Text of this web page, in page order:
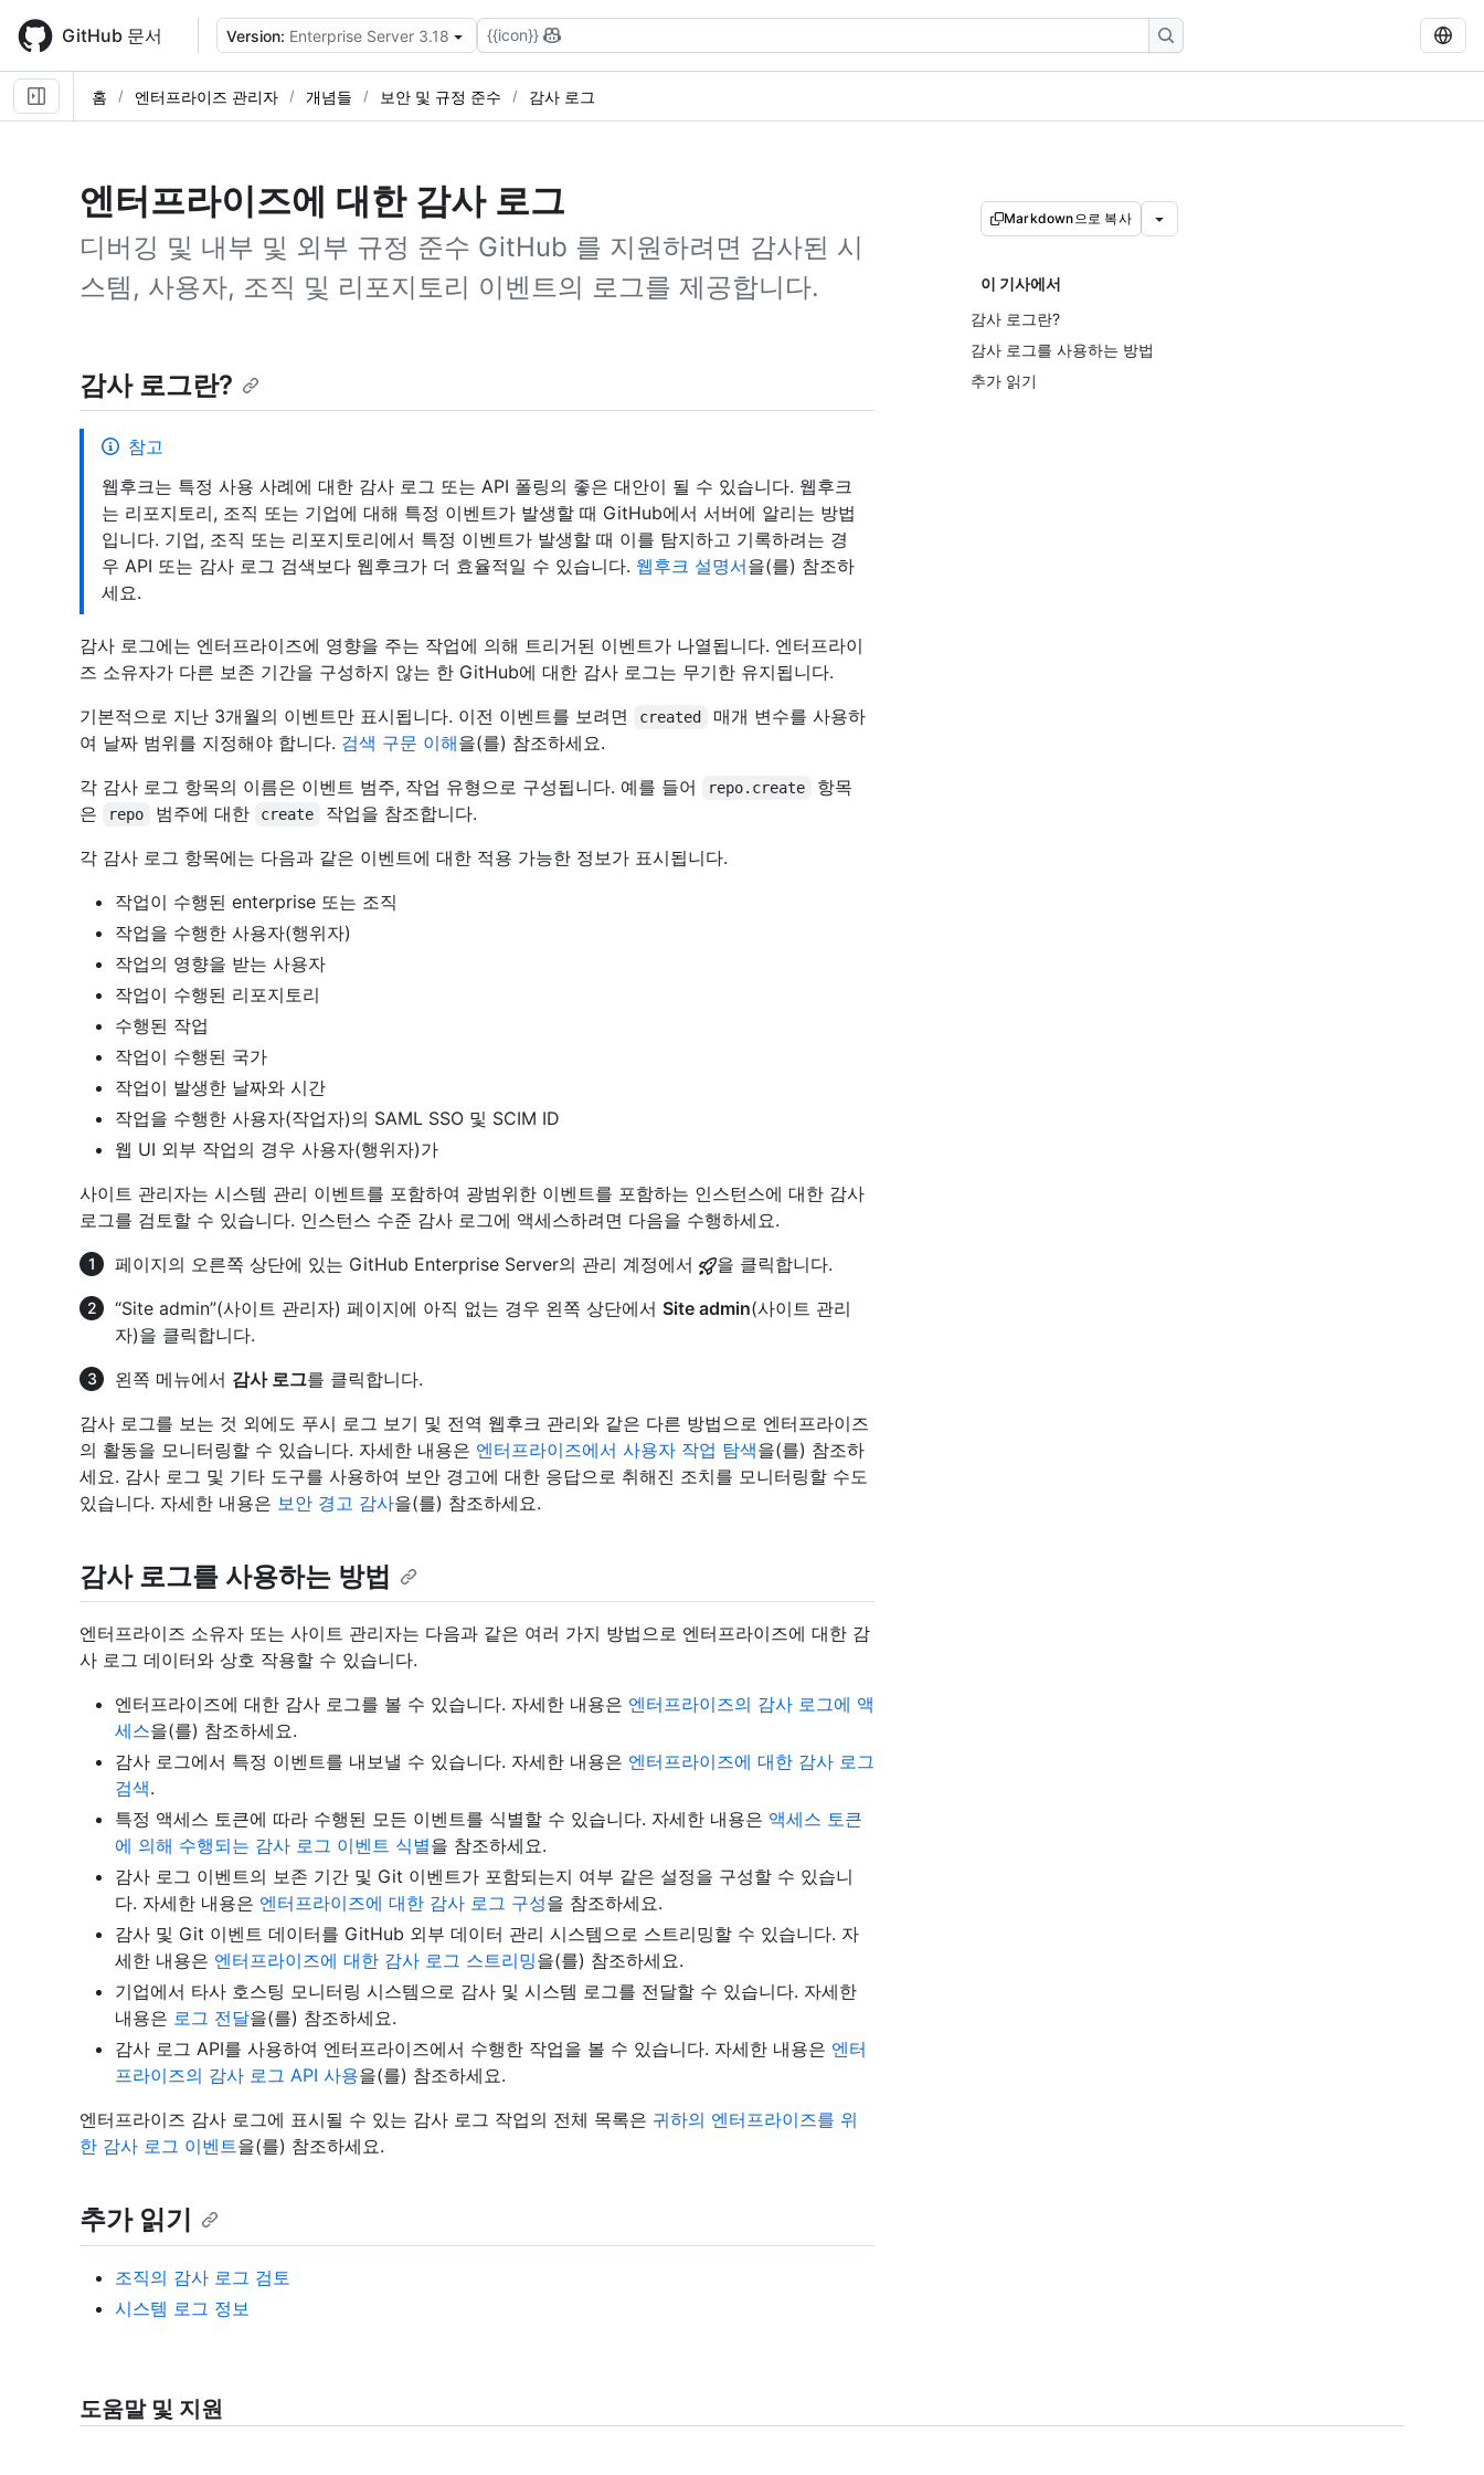
main
content
GitHub 문서 Version: Enterprise Server 3.18 {{icon}}
홈 엔터프라이즈 관리자 개념들 보안 및 규정 준수 감사 로그
엔터프라이즈에 대한 감사 로그
디버깅 및 내부 및 외부 규정 준수 GitHub 를 지원하려면 감사된 시
스템, 사용자, 조직 및 리포지토리 이벤트의 로그를 제공합니다.
Markdown으로 복사
이 기사에서
감사 로그란?
감사 로그를 사용하는 방법
추가 읽기
감사 로그란?
참고
웹후크는 특정 사용 사례에 대한 감사 로그 또는 API 폴링의 좋은 대안이 될 수 있습니다. 웹후크
는 리포지토리, 조직 또는 기업에 대해 특정 이벤트가 발생할 때 GitHub에서 서버에 알리는 방법
입니다. 기업, 조직 또는 리포지토리에서 특정 이벤트가 발생할 때 이를 탐지하고 기록하려는 경
우 API 또는 감사 로그 검색보다 웹후크가 더 효율적일 수 있습니다. 웹후크 설명서을(를) 참조하
세요.
감사 로그에는 엔터프라이즈에 영향을 주는 작업에 의해 트리거된 이벤트가 나열됩니다. 엔터프라이
즈 소유자가 다른 보존 기간을 구성하지 않는 한 GitHub에 대한 감사 로그는 무기한 유지됩니다.
기본적으로 지난 3개월의 이벤트만 표시됩니다. 이전 이벤트를 보려면
created
매개 변수를 사용하
여 날짜 범위를 지정해야 합니다. 검색 구문 이해을(를) 참조하세요.
각 감사 로그 항목의 이름은 이벤트 범주, 작업 유형으로 구성됩니다. 예를 들어
repo.create
항목
은
repo 범주에 대한 create
작업을 참조합니다.
각 감사 로그 항목에는 다음과 같은 이벤트에 대한 적용 가능한 정보가 표시됩니다.
작업이 수행된 enterprise 또는 조직
작업을 수행한 사용자(행위자)
작업의 영향을 받는 사용자
작업이 수행된 리포지토리
수행된 작업
작업이 수행된 국가
작업이 발생한 날짜와 시간
작업을 수행한 사용자(작업자)의 SAML SSO 및 SCIM ID
웹 UI 외부 작업의 경우 사용자(행위자)가
사이트 관리자는 시스템 관리 이벤트를 포함하여 광범위한 이벤트를 포함하는 인스턴스에 대한 감사
로그를 검토할 수 있습니다. 인스턴스 수준 감사 로그에 액세스하려면 다음을 수행하세요.
페이지의 오른쪽 상단에 있는 GitHub Enterprise Server의 관리 계정에서
을 클릭합니다.
“Site admin”(사이트 관리자) 페이지에 아직 없는 경우 왼쪽 상단에서 Site admin(사이트 관리
자)을 클릭합니다.
왼쪽 메뉴에서 감사 로그를 클릭합니다.
감사 로그를 보는 것 외에도 푸시 로그 보기 및 전역 웹후크 관리와 같은 다른 방법으로 엔터프라이즈
의 활동을 모니터링할 수 있습니다. 자세한 내용은 엔터프라이즈에서 사용자 작업 탐색을(를) 참조하
세요. 감사 로그 및 기타 도구를 사용하여 보안 경고에 대한 응답으로 취해진 조치를 모니터링할 수도
있습니다. 자세한 내용은 보안 경고 감사을(를) 참조하세요.
감사 로그를 사용하는 방법
엔터프라이즈 소유자 또는 사이트 관리자는 다음과 같은 여러 가지 방법으로 엔터프라이즈에 대한 감
사 로그 데이터와 상호 작용할 수 있습니다.
엔터프라이즈에 대한 감사 로그를 볼 수 있습니다. 자세한 내용은 엔터프라이즈의 감사 로그에 액
세스을(를) 참조하세요.
감사 로그에서 특정 이벤트를 내보낼 수 있습니다. 자세한 내용은 엔터프라이즈에 대한 감사 로그
검색.
특정 액세스 토큰에 따라 수행된 모든 이벤트를 식별할 수 있습니다. 자세한 내용은 액세스 토큰
에 의해 수행되는 감사 로그 이벤트 식별을 참조하세요.
감사 로그 이벤트의 보존 기간 및 Git 이벤트가 포함되는지 여부 같은 설정을 구성할 수 있습니
다. 자세한 내용은 엔터프라이즈에 대한 감사 로그 구성을 참조하세요.
감사 및 Git 이벤트 데이터를 GitHub 외부 데이터 관리 시스템으로 스트리밍할 수 있습니다. 자
세한 내용은 엔터프라이즈에 대한 감사 로그 스트리밍을(를) 참조하세요.
기업에서 타사 호스팅 모니터링 시스템으로 감사 및 시스템 로그를 전달할 수 있습니다. 자세한
내용은 로그 전달을(를) 참조하세요.
감사 로그 API를 사용하여 엔터프라이즈에서 수행한 작업을 볼 수 있습니다. 자세한 내용은 엔터
프라이즈의 감사 로그 API 사용을(를) 참조하세요.
엔터프라이즈 감사 로그에 표시될 수 있는 감사 로그 작업의 전체 목록은 귀하의 엔터프라이즈를 위
한 감사 로그 이벤트을(를) 참조하세요.
추가 읽기
조직의 감사 로그 검토
시스템 로그 정보
도움말 및 지원